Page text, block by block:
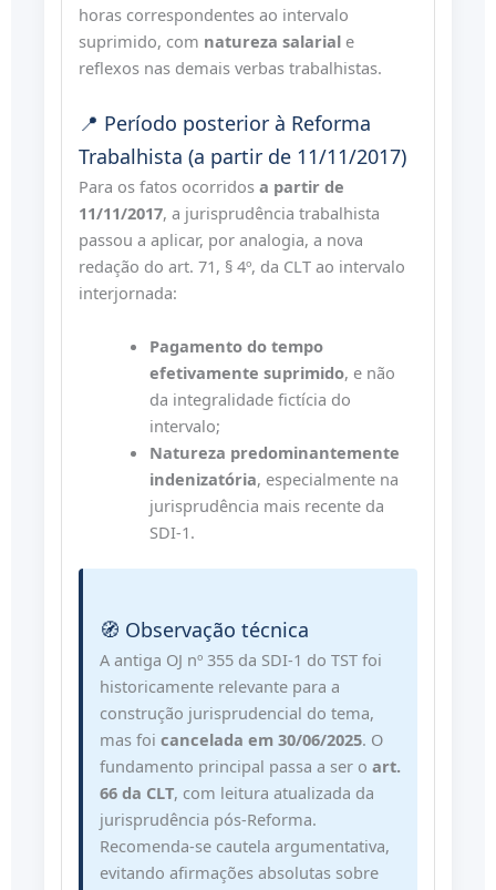
horas correspondentes ao intervalo
suprimido, com natureza salarial e
reflexos nas demais verbas trabalhistas.
📍 Período posterior à Reforma
Trabalhista (a partir de 11/11/2017)
Para os fatos ocorridos a partir de
11/11/2017, a jurisprudência trabalhista
passou a aplicar, por analogia, a nova
redação do art. 71, § 4º, da CLT ao intervalo
interjornada:
Pagamento do tempo
efetivamente suprimido, e não
da integralidade fictícia do
intervalo;
Natureza predominantemente
indenizatória, especialmente na
jurisprudência mais recente da
SDI-1.
🧭 Observação técnica
A antiga OJ nº 355 da SDI-1 do TST foi
historicamente relevante para a
construção jurisprudencial do tema,
mas foi cancelada em 30/06/2025. O
fundamento principal passa a ser o art.
66 da CLT, com leitura atualizada da
jurisprudência pós-Reforma.
Recomenda-se cautela argumentativa,
evitando afirmações absolutas sobre